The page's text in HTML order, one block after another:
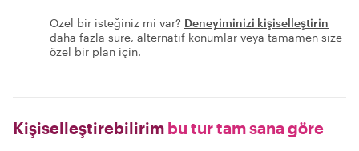
Özel bir isteğiniz mi var? Deneyiminizi kişiselleştirin
daha fazla süre, alternatif konumlar veya tamamen size
özel bir plan için.
Kişiselleştirebilirim bu tur tam sana göre